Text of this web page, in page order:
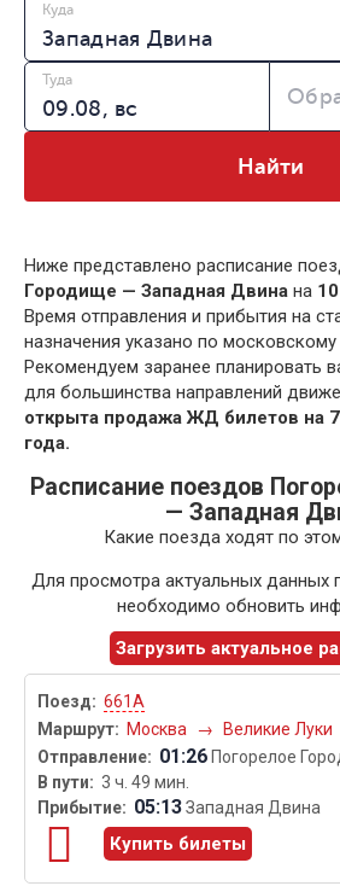
Куда
Туда
Найти
Ниже представлено расписание
Городище — Западная Двина на
Время отправления и прибытия на
назначения указано по московскому
Рекомендуем заранее планировать
для большинства направлений
открыта продажа ЖД билетов на
года.
Расписание поездов
— Западная
Какие поезда ходят по
Для просмотра актуальных данных
необходимо обновить
Загрузить актуальное
661А
Москва
→ Великие Луки
01:26 Погорелое
3 ч. 49 мин.
05:13Западная Двина
Купить билеты